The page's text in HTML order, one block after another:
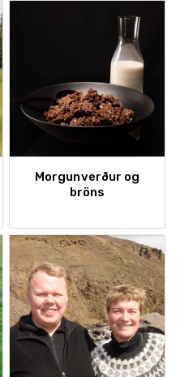
Morgunverður og
bröns